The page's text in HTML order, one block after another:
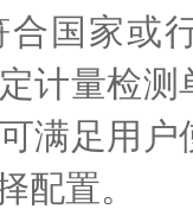
国家或
计量检
满足用
配置。